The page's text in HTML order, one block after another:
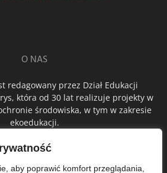
aby poprawić komfort przeglądania,
O NAS
redagowany przez Dział Edukacji
która od 30 lat realizuje projekty w
środowiska, w tym w zakresie
ekoedukacji.
ŚLEDŹ NAS